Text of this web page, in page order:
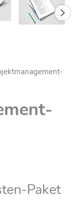
Paket